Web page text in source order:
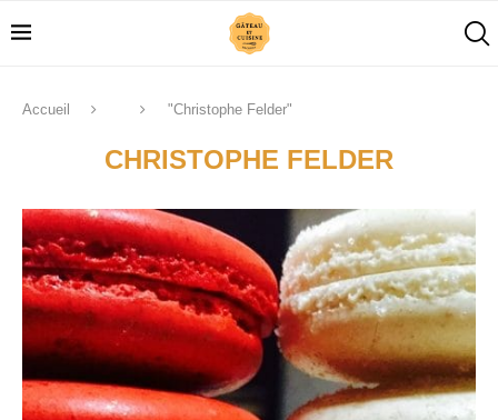
Accueil "Christophe Felder"
CHRISTOPHE FELDER